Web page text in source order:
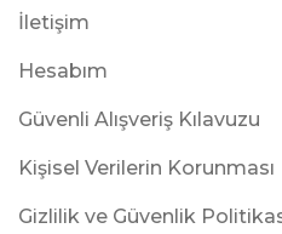
İletişim
Hesabım
Güvenli Alışveriş Kılavuzu
Kişisel Verilerin Korunması
Gizlilik ve Güvenlik